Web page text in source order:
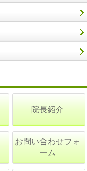
院長紹介
お問い合わせフォ
ーム